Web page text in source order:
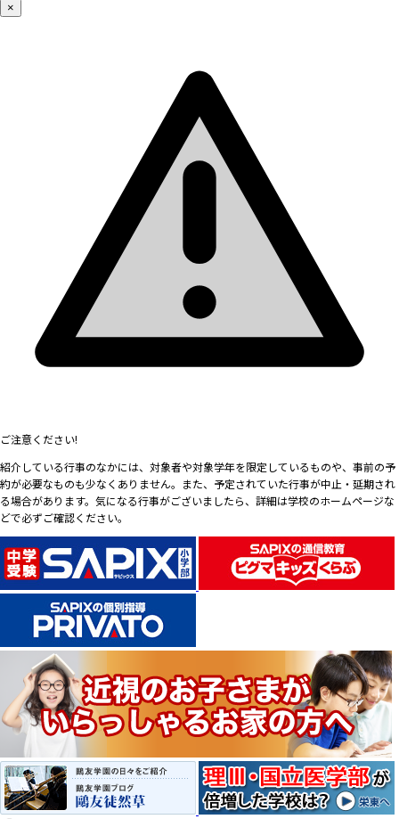
×
ご注意ください!
紹介している行事のなかには、対象者や対象学年を限定しているものや、事前の予
約が必要なものも少なくありません。また、予定されていた行事が中止・延期され
る場合があります。気になる行事がございましたら、詳細は学校のホームページな
どで必ずご確認ください。